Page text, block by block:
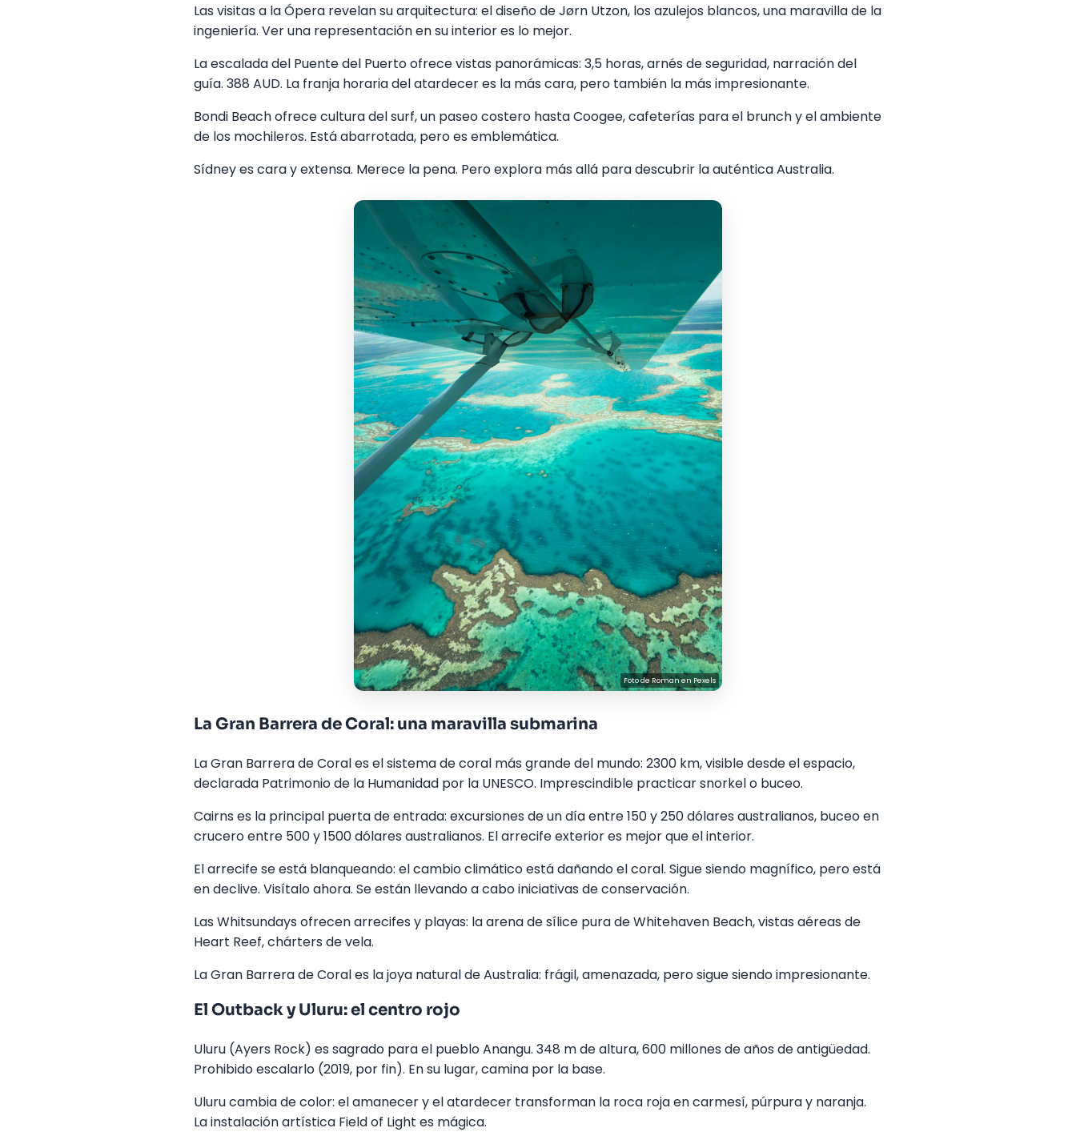
Las visitas a la Ópera revelan su arquitectura: el diseño de Jørn Utzon, los azulejos blancos, una maravilla de la
ingeniería. Ver una representación en su interior es lo mejor.
La escalada del Puente del Puerto ofrece vistas panorámicas: 3,5 horas, arnés de seguridad, narración del
guía. 388 AUD. La franja horaria del atardecer es la más cara, pero también la más impresionante.
Bondi Beach ofrece cultura del surf, un paseo costero hasta Coogee, cafeterías para el brunch y el ambiente
de los mochileros. Está abarrotada, pero es emblemática.
Sídney es cara y extensa. Merece la pena. Pero explora más allá para descubrir la auténtica Australia.
Foto deRoman en Pexels
La Gran Barrera de Coral: una maravilla submarina
La Gran Barrera de Coral es el sistema de coral más grande del mundo: 2300 km, visible desde el espacio,
declarada Patrimonio de la Humanidad por la UNESCO. Imprescindible practicar snorkel o buceo.
Cairns es la principal puerta de entrada: excursiones de un día entre 150 y 250 dólares australianos, buceo en
crucero entre 500 y 1500 dólares australianos. El arrecife exterior es mejor que el interior.
El arrecife se está blanqueando: el cambio climático está dañando el coral. Sigue siendo magnífico, pero está
en declive. Visítalo ahora. Se están llevando a cabo iniciativas de conservación.
Las Whitsundays ofrecen arrecifes y playas: la arena de sílice pura de Whitehaven Beach, vistas aéreas de
Heart Reef, chárters de vela.
La Gran Barrera de Coral es la joya natural de Australia: frágil, amenazada, pero sigue siendo impresionante.
El Outback y Uluru: el centro rojo
Uluru (Ayers Rock) es sagrado para el pueblo Anangu. 348 m de altura, 600 millones de años de antigüedad.
Prohibido escalarlo (2019, por fin). En su lugar, camina por la base.
Uluru cambia de color: el amanecer y el atardecer transforman la roca roja en carmesí, púrpura y naranja.
La instalación artística Field of Light es mágica.